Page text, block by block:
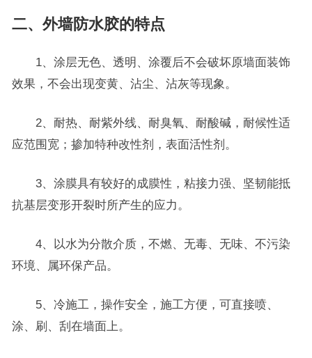
二、外墙防水胶的特点
1、涂层无色、透明、涂覆后不会破坏原墙面装饰
效果，不会出现变黄、沾尘、沾灰等现象。
2、耐热、耐紫外线、耐臭氧、耐酸碱，耐候性适
应范围宽；掺加特种改性剂，表面活性剂。
3、涂膜具有较好的成膜性，粘接力强、坚韧能抵
抗基层变形开裂时所产生的应力。
4、以水为分散介质，不燃、无毒、无味、不污染
环境、属环保产品。
5、冷施工，操作安全，施工方便，可直接喷、
涂、刷、刮在墙面上。